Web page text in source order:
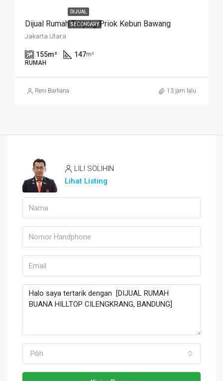
DIJUAL
SECONDARY
Dijual Rumah Tanjung Priok Kebun Bawang
Jakarta Utara
155m² 147m²
RUMAH
Reni Barliana 13 jam lalu
LILI SOLIHIN
Lihat Listing
Pilih